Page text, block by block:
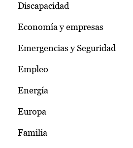
Discapacidad
Economía y empresas
Emergencias y Seguridad
Empleo
Energía
Europa
Familia